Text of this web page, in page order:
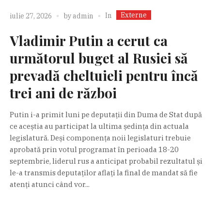
iulie 27, 2026 byadmin In Externe
Vladimir Putin a cerut ca
următorul buget al Rusiei să
prevadă cheltuieli pentru încă
trei ani de război
Putin i-a primit luni pe deputații din Duma de Stat după
ce aceștia au participat la ultima ședința din actuala
legislatură. Deși componența noii legislaturi trebuie
aprobată prin votul programat în perioada 18-20
septembrie, liderul rus a anticipat probabil rezultatul și
le-a transmis deputaților aflați la final de mandat să fie
atenți atunci când vor...